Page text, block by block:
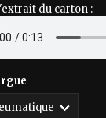
du carton :